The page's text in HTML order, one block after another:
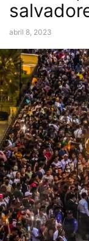
abril 8, 2023